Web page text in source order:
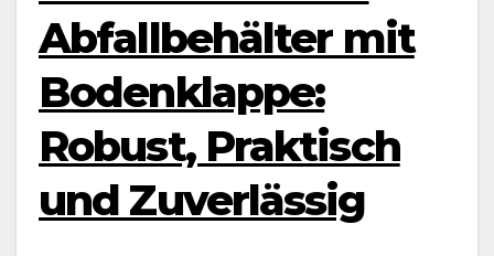
Abfallbehälter mit
Bodenklappe:
Robust, Praktisch
und Zuverlässig